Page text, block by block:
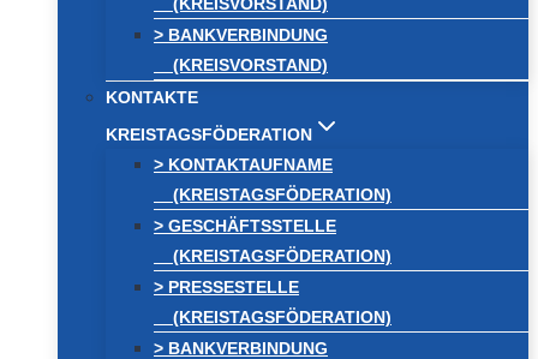
> BANKVERBINDUNG
(KREISVORSTAND)
KONTAKTE
KREISTAGSFÖDERATION
> KONTAKTAUFNAME
(KREISTAGSFÖDERATION)
> GESCHÄFTSSTELLE
(KREISTAGSFÖDERATION)
> PRESSESTELLE
(KREISTAGSFÖDERATION)
> BANKVERBINDUNG